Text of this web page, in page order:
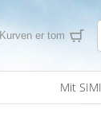
Kurven er tom
Mit SIMI